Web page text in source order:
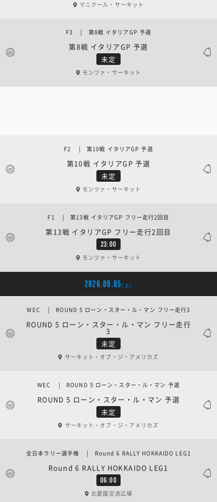
マニクール・サーキット
未定
第8戦 イタリアGP 予選
F3 | 第8戦 イタリアGP 予選
モンツァ・サーキット
未定
第10戦 イタリアGP 予選
F2 | 第10戦 イタリアGP 予選
モンツァ・サーキット
23:00
第13戦 イタリアGP フリー走行2回目
F1 | 第13戦 イタリアGP フリー走行2回目
モンツァ・サーキット
2026.09.05 [土]
未定
ROUND 5 ローン・スター・ル・マン フリー走行
3
WEC | ROUND 5 ローン・スター・ル・マン フリー走行3
サーキット・オブ・ジ・アメリカズ
未定
ROUND 5 ローン・スター・ル・マン 予選
WEC | ROUND 5 ローン・スター・ル・マン 予選
サーキット・オブ・ジ・アメリカズ
06:00
Round 6 RALLY HOKKAIDO LEG1
全日本ラリー選手権 | Round 6 RALLY HOKKAIDO LEG1
北愛国交流広場